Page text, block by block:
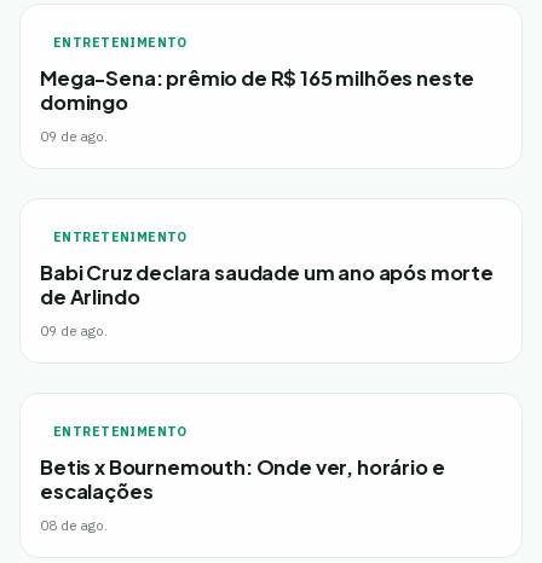
ENTRETENIMENTO
Mega-Sena: prêmio de R$ 165 milhões neste
domingo
09 de ago.
ENTRETENIMENTO
Babi Cruz declara saudade um ano após morte
de Arlindo
09 de ago.
ENTRETENIMENTO
Betis x Bournemouth: Onde ver, horário e
escalações
08 de ago.